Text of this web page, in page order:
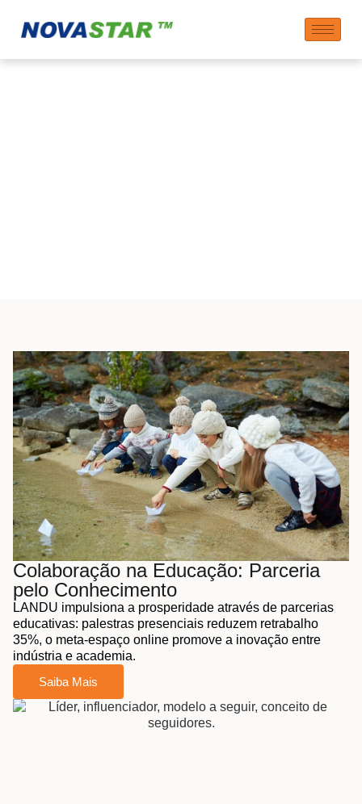
Colaboração na Educação: Parceria
pelo Conhecimento
LANDU impulsiona a prosperidade através de parcerias
educativas: palestras presenciais reduzem retrabalho
35%, o meta-espaço online promove a inovação entre
indústria e academia.
Saiba Mais